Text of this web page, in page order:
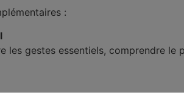
:
les gestes essentiels, comprendre